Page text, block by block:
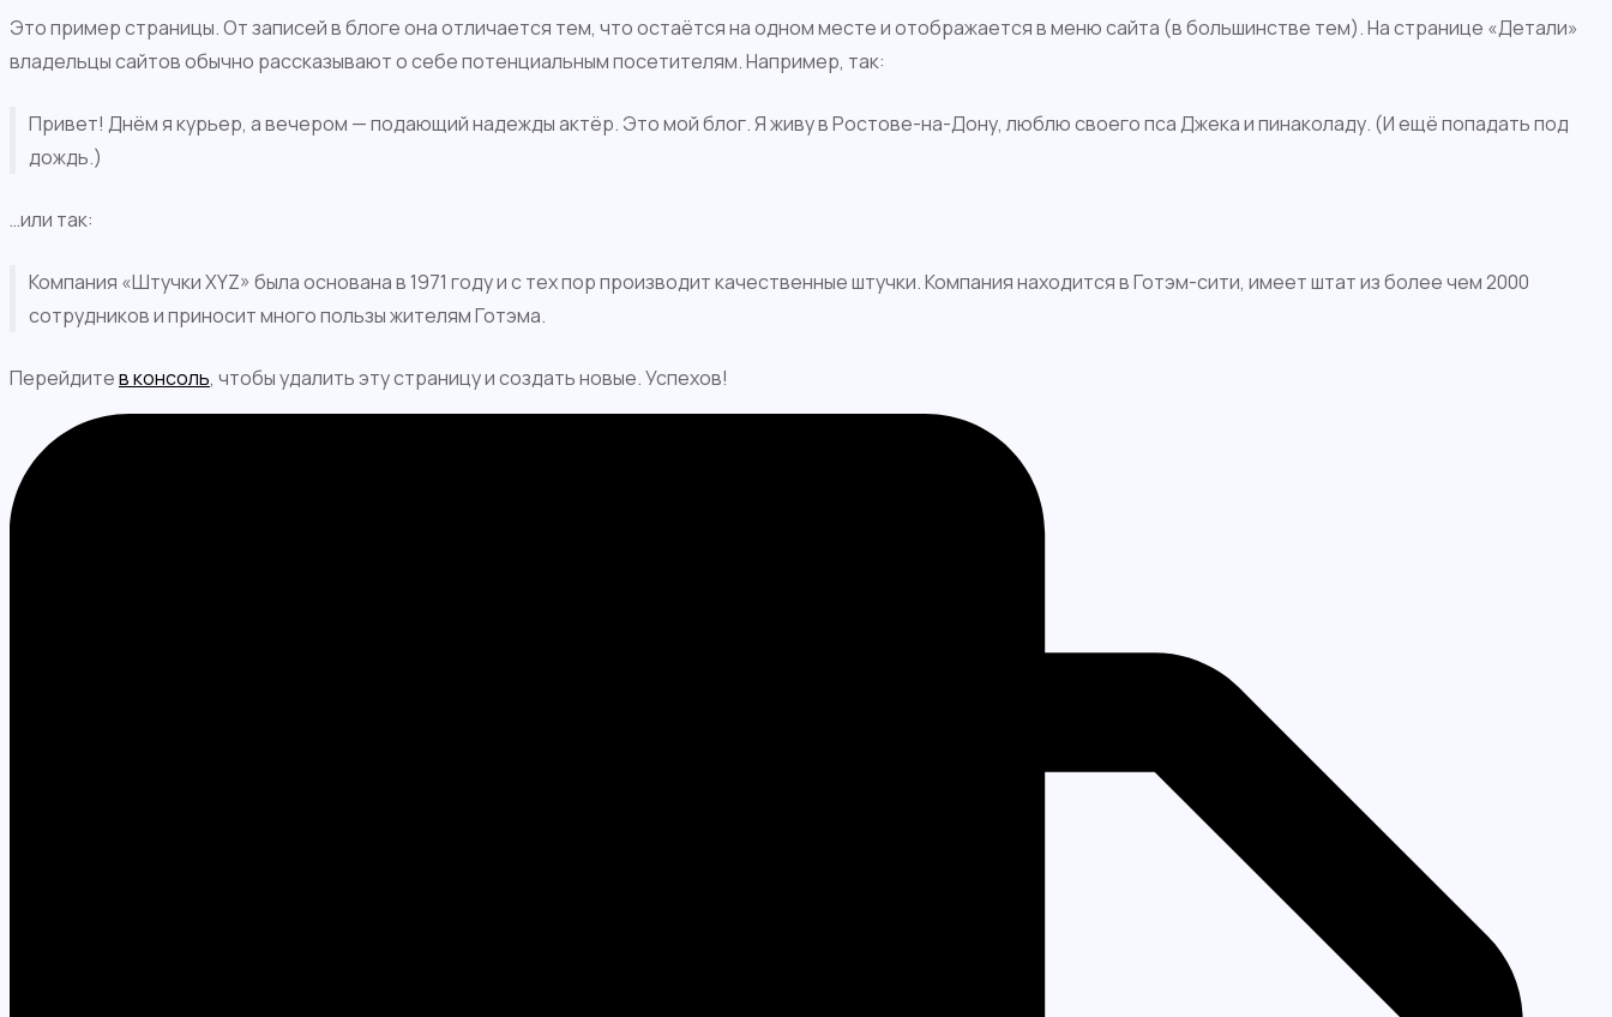
Это пример страницы. От записей в блоге она отличается тем, что остаётся на одном месте и отображается в меню сайта (в большинстве тем). На странице «Детали»
владельцы сайтов обычно рассказывают о себе потенциальным посетителям. Например, так:
Привет! Днём я курьер, а вечером — подающий надежды актёр. Это мой блог. Я живу в Ростове-на-Дону, люблю своего пса Джека и пинаколаду. (И ещё попадать под
дождь.)
…или так:
Компания «Штучки XYZ» была основана в 1971 году и с тех пор производит качественные штучки. Компания находится в Готэм-сити, имеет штат из более чем 2000
сотрудников и приносит много пользы жителям Готэма.
Перейдитев консоль, чтобы удалить эту страницу и создать новые. Успехов!